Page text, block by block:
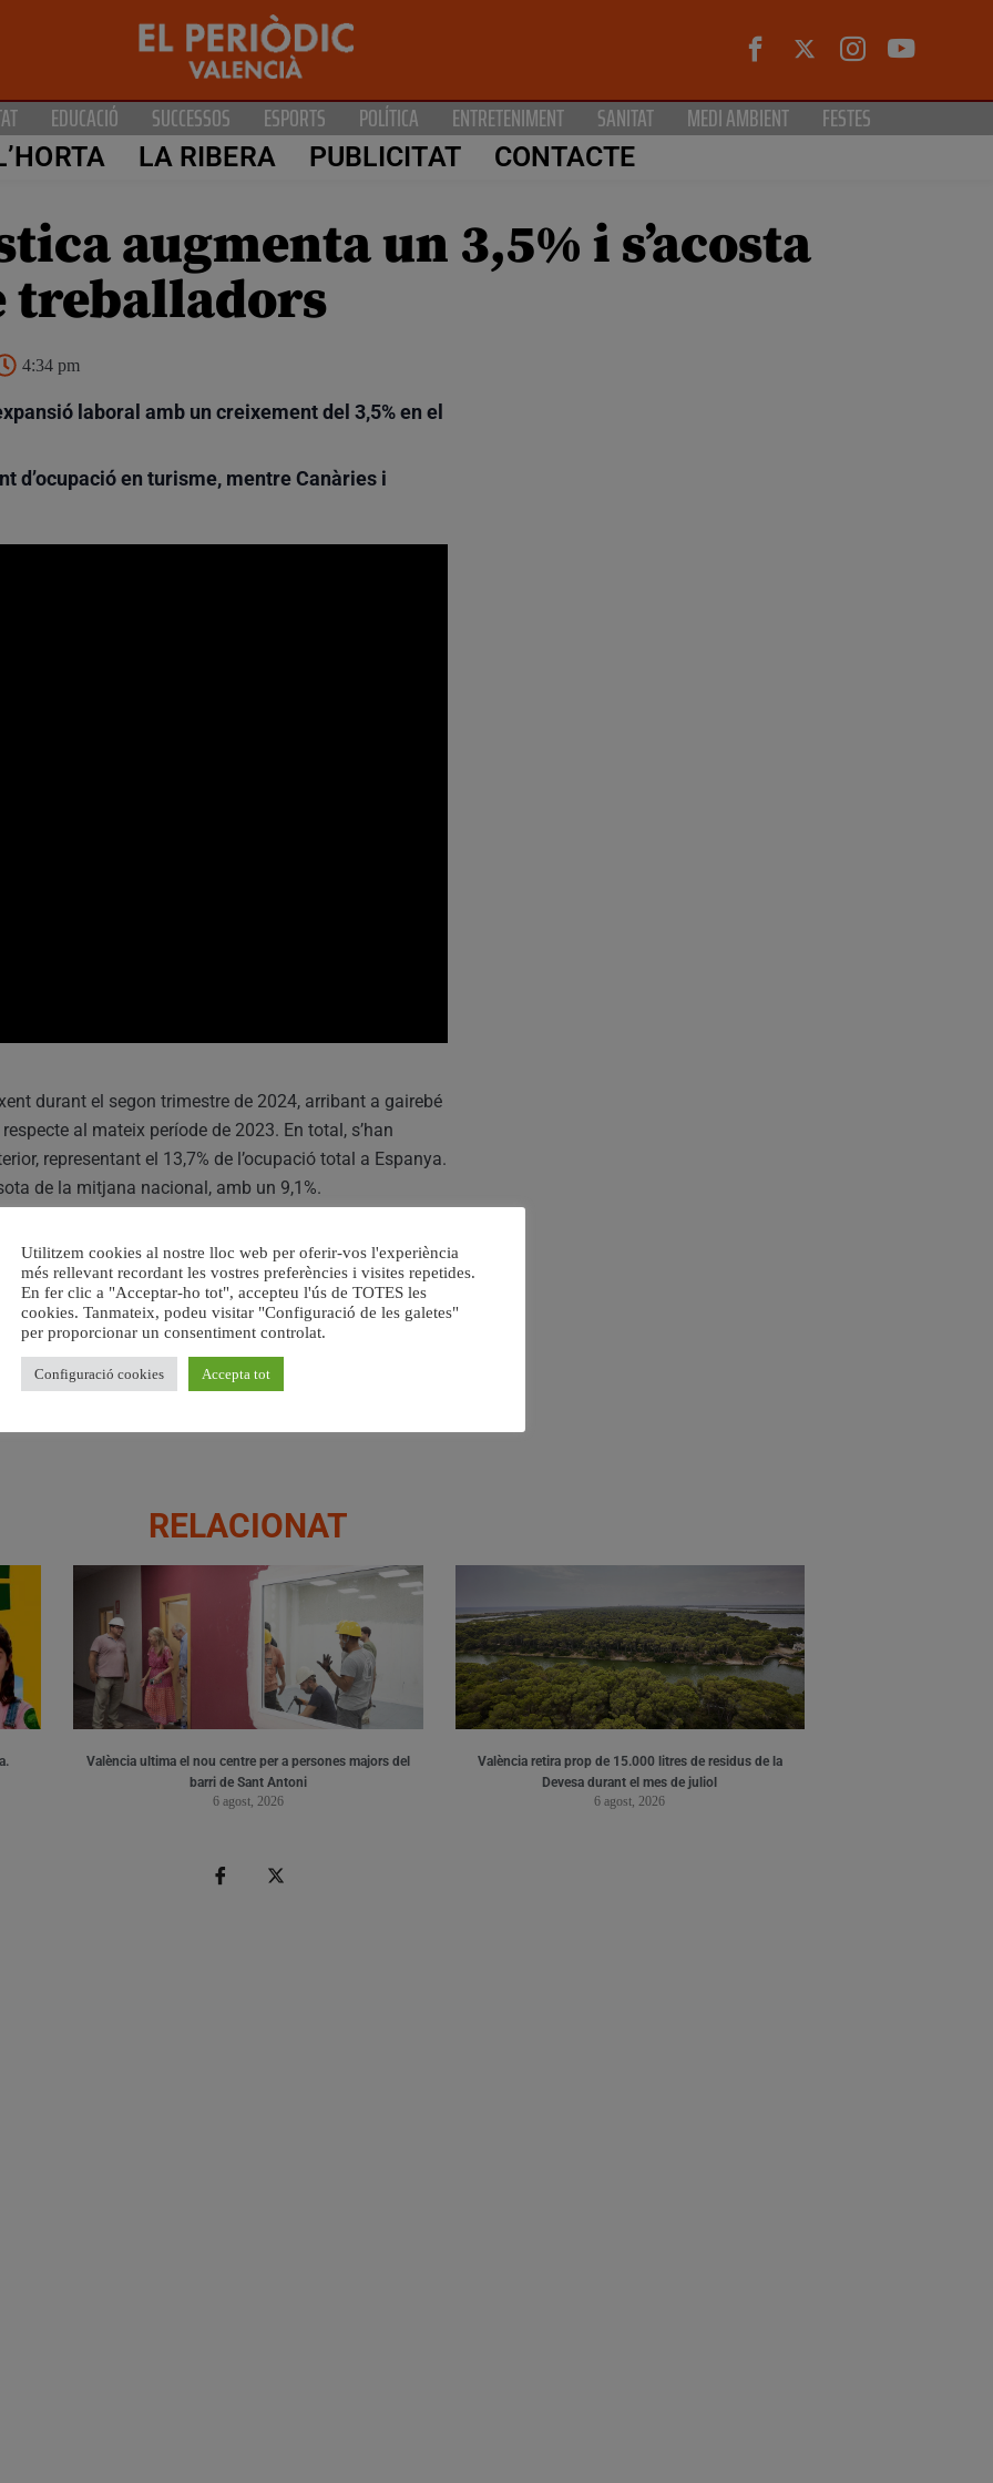
EDUCACIÓ SUCCESSOS ESPORTS POLÍTICA ENTRETENIMENT SANITAT MEDI AMBIENT FESTES
LA RIBERA PUBLICITAT CONTACTE
augmenta un 3,5% i s’acosta
treballadors
4:34 pm
laboral amb un creixement del 3,5% en el
d’ocupació en turisme, mentre Canàries i
durant el segon trimestre de 2024, arribant a gairebé
al mateix període de 2023. En total, s’han
representant el 13,7% de l’ocupació total a Espanya.
de la mitjana nacional, amb un 9,1%.
creixements, destacant la hostaleria amb un
Els treballadors amb contracte indefinit han
al 16,1%.
amb un 11,8% d’increment interanual, seguida
com Canàries i Galícia han experimentat
RELACIONAT
València ultima el nou centre per a persones majors del
barri de Sant Antoni
6 agost, 2026
València retira prop de 15.000 litres de residus de la
Devesa durant el mes de juliol
6 agost, 2026
Utilitzem cookies al nostre lloc web per oferir-vos l'experiència
més rellevant recordant les vostres preferències i visites repetides.
En fer clic a "Acceptar-ho tot", accepteu l'ús de TOTES les
cookies. Tanmateix, podeu visitar "Configuració de les galetes"
per proporcionar un consentiment controlat.
Configuració cookies Accepta tot